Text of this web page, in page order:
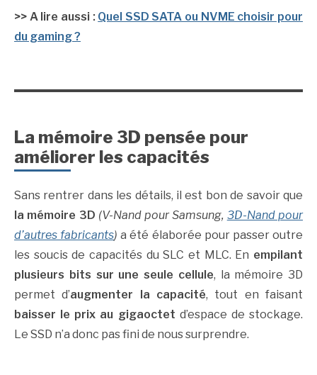
>> A lire aussi : Quel SSD SATA ou NVME choisir pour
du gaming ?
La mémoire 3D pensée pour
améliorer les capacités
Sans rentrer dans les détails, il est bon de savoir que
la mémoire 3D (V-Nand pour Samsung, 3D-Nand pour
d’autres fabricants) a été élaborée pour passer outre
les soucis de capacités du SLC et MLC. En empilant
plusieurs bits sur une seule cellule, la mémoire 3D
permet d’augmenter la capacité, tout en faisant
baisser le prix au gigaoctet d’espace de stockage.
Le SSD n’a donc pas fini de nous surprendre.